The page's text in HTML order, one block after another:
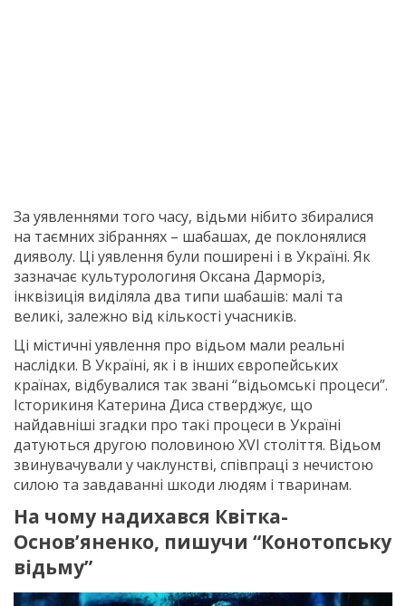
За уявленнями того часу, відьми нiбито збиралися
на таємних зiбраннях – шабашах, де поклонялися
дияволу. Ці уявлення були поширені і в Україні. Як
зазначає культурологиня Оксана Дарморiз,
інквізиція виділяла два типи шабашів: малі та
великі, залежно від кількості учасникiв.
Ці містичні уявлення про відьом мали реальні
наслідки. В Україні, як і в інших європейських
країнах, відбувалися так звані “відьомські процеси”.
Історикиня Катерина Диса стверджує, що
найдавніші згадки про такі процеси в Україні
датуються другою половиною XVI століття. Відьом
звинувачували у чаклунстві, співпрацi з нечистою
силою та завдаванні шкоди людям і тваринам.
На чому надихався Квітка-
Основ’яненко, пишучи “Конотопську
відьму”